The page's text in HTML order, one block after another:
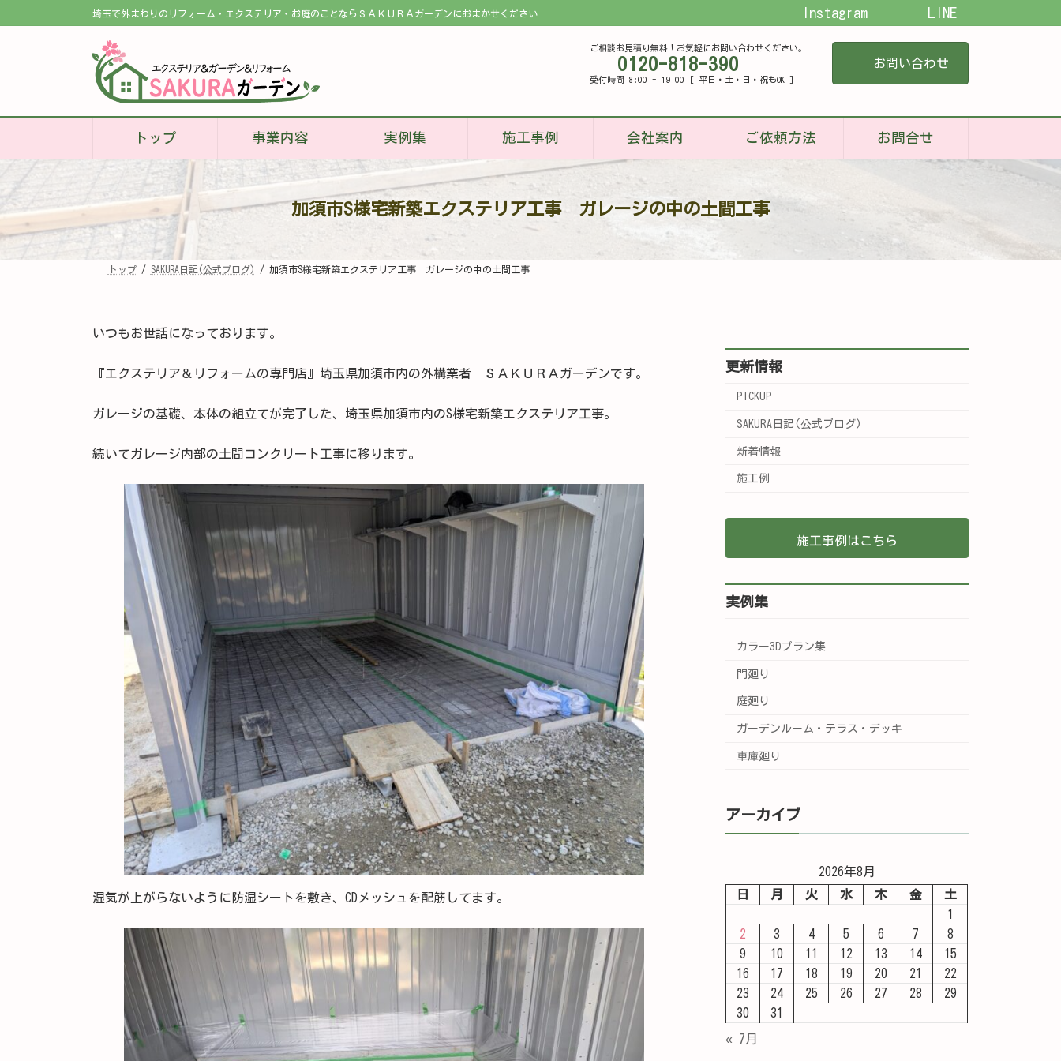
プ
動
埼玉で外まわりのリフォーム・エクステリア・お庭のことならＳＡＫＵＲＡガーデンにおまかせください Instagram LINE
ご相談お見積り無料！お気軽にお問い合わせください。
0120-818-390
受付時間 8:00 - 19:00 [ 平日・土・日・祝もOK ]
お問い合わせ
トップ 事業内容 実例集 施工事例 会社案内 ご依頼方法 お問合せ
加須市S様宅新築エクステリア工事 ガレージの中の土間工事
トップ SAKURA日記(公式ブログ) 加須市S様宅新築エクステリア工事 ガレージの中の土間工事
いつもお世話になっております。
『エクステリア＆リフォームの専門店』埼玉県加須市内の外構業者 ＳＡＫＵＲＡガーデンです。
ガレージの基礎、本体の組立てが完了した、埼玉県加須市内のS様宅新築エクステリア工事。
続いてガレージ内部の土間コンクリート工事に移ります。
湿気が上がらないように防湿シートを敷き、CDメッシュを配筋してます。
更新情報
PICKUP
SAKURA日記(公式ブログ)
新着情報
施工例
施工事例はこちら
実例集
カラー3Dプラン集
門廻り
庭廻り
ガーデンルーム・テラス・デッキ
車庫廻り
アーカイブ
2026年8月
日
月 火 水 木 金
土
1
2
3 4 5 6 7
8
9
10 11 12 13 14
15
16
17 18 19 20 21
22
23
24 25 26 27 28
29
30
31
« 7月